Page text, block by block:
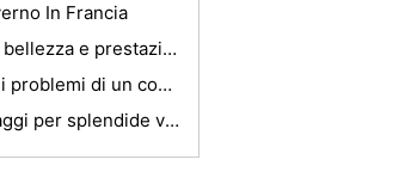
In Francia
Grande, audace bellezza e prestazioni dal 2009 Chevy Corvette
Come risolvere i problemi di un comune U in un 1999 Jeep Wrangler
Kerala tour e viaggi per splendide vacanze Experince